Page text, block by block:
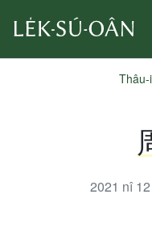
Thâu-
2021 nî